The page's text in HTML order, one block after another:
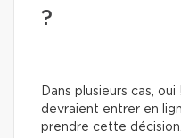
?
Dans plusieurs cas,
devraient entrer en
prendre cette décision.